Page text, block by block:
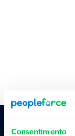
Consentimiento